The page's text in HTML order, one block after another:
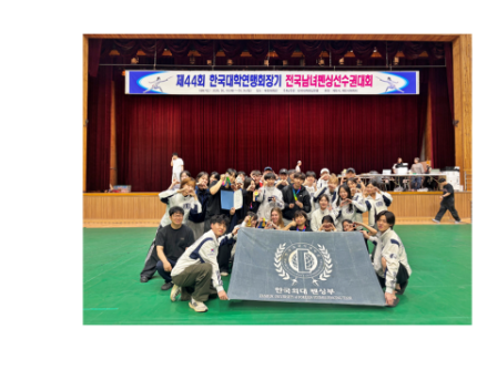
있었습니다.- GTEP사업단 활동을 돌이켜봤을 때 가장 기억에
남는 부분이 있다면 무엇입니까?팀 전시회가 가장 기억에
남습니다. GTEP에 선발되면 팀별로 수출을 도와줄 업체를 직접
찾아 전시회까지 전부 기획해야 합니다. 초면인 사람들과 이런
큰 프로젝트를 맡게 돼 서로 어색하기도 했고, 다들 처음 해보는
일이라 참 난감했습니다. 그래도 함께 의견 나누면서 어떤
제품을, 어느 나라에, 어떤 전략으로, 어떻게 수출할지 정해
나갔습니다. 그렇게 기업 발굴부터 전시회 준비와 부스 디자인,
사후관리까지 해내며 저희 팀과 기업 모두 만족할 수준의
성과를 냈습니다. 성취감과 더불어 감동적이기까지 했던
문화 관광, 도시 교통, 기후 환경, 교육 복지 등 용인시의 주요
현안과 관련된 정책을 제안했다.우리 대학 참가팀들은
용인시의 지역문화 보존과 관광 활성화, 고령층의 디지털 격차
해소, 데이터 기반 로컬 관광 플랫폼 등 지역사회가 직면한
다양한 현안을 주제로 정책을 발표했다. 특히 우리 대학 잇용
(팀장 지은비, 융합인재학부) 참가팀이 제안한 용인 무형유산
실감형 전승 콘텐츠 개발 방법 정책은 용인시산업진흥원이
추진 중인 첨단기술 융합실증사업 과 연계해 현장 실증을 통해
현장 적용 가능성을 검증하고, 향후 정책에 반영할 방침이다.
참가 학생들은 지난 4월부터 6월까지 약 3개월간 민 관 협력